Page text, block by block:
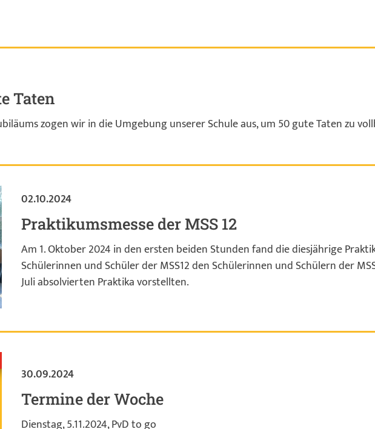
Taten
zogen wir in die Umgebung unserer Schule aus, um 50 gute Taten zu
02.10.2024
Praktikumsmesse der MSS 12
Am 1. Oktober 2024 in den ersten beiden Stunden fand die diesjährige
Schülerinnen und Schüler der MSS12 den Schülerinnen und Schülern der
Juli absolvierten Praktika vorstellten.
30.09.2024
Termine der Woche
Dienstag, 5.11.2024, PvD to go